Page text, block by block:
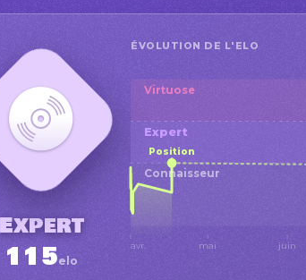
115elo
ÉVOLUTION DE L'ELO
Position
Connaisseur
Expert
Virtuose
avr. mai juin